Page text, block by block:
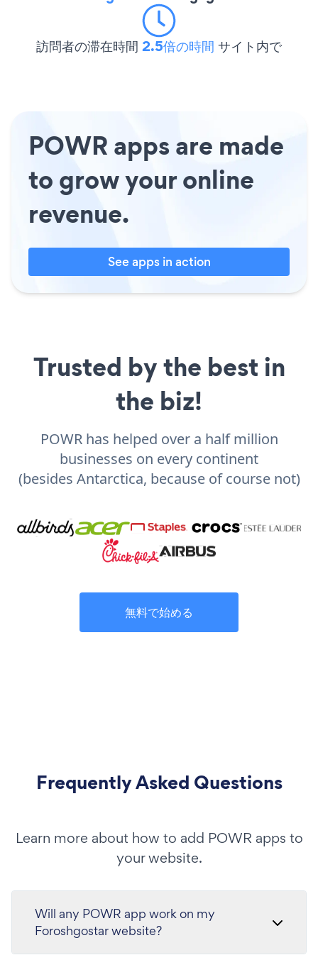
訪問者の滞在時間 2.5倍の時間 サイト内で
POWR apps are made
to grow your online
revenue.
See apps in action
Trusted by the best in
the biz!
POWR has helped over a half million
businesses on every continent
(besides Antarctica, because of course not)
無料で始める
Frequently Asked Questions
Learn more about how to add POWR apps to
your website.
Will any POWR app work on my
Foroshgostar website?